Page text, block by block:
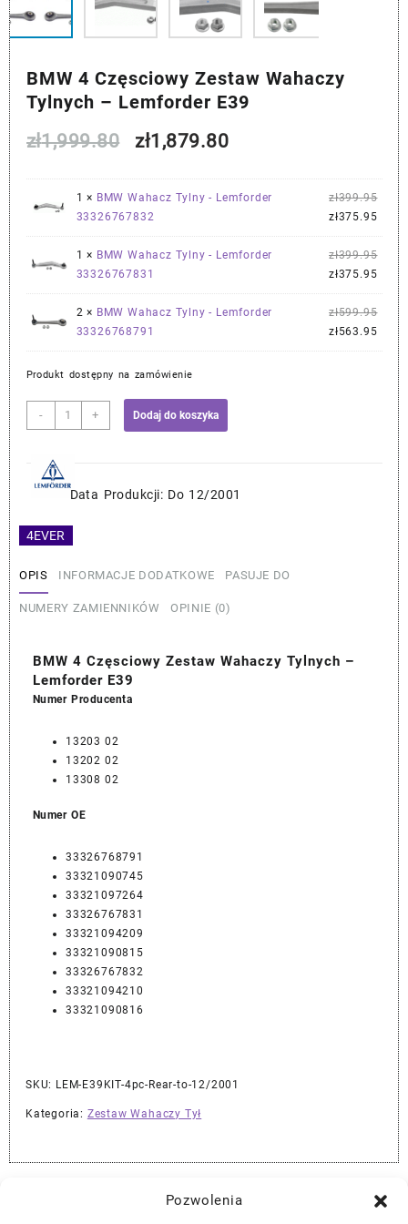
Pozwolenia
4EVER
BMW 4 Częsciowy Zestaw Wahaczy
Tylnych – Lemforder E39
zł1,999.80
Pierwotna
cena
wynosiła:
zł1,999.80.
zł1,879.80Aktualna
cena
zł1,879.80.
1 × BMW Wahacz Tylny - Lemforder
33326767832
zł399.95
cena
zł375.95
cena
1 × BMW Wahacz Tylny - Lemforder
33326767831
zł399.95
cena
zł375.95
cena
2 × BMW Wahacz Tylny - Lemforder
33326768791
zł599.95
cena
zł563.95
cena
Produkt dostępny na zamówienie
-
ilość
BMW
Częsciowy
Zestaw
Tylnych
–
E39
+ Dodaj do koszyka
Data Produkcji: Do 12/2001
OPIS INFORMACJE DODATKOWE PASUJE DO
NUMERY ZAMIENNIKÓW OPINIE (0)
BMW 4 Częsciowy Zestaw Wahaczy Tylnych –
Lemforder E39
Numer Producenta
13203 02
13202 02
13308 02
Numer OE
33326768791
33321090745
33321097264
33326767831
33321094209
33321090815
33326767832
33321094210
33321090816
SKU: LEM-E39KIT-4pc-Rear-to-12/2001
Kategoria: Zestaw Wahaczy Tył
Najlepszej Jakości Części Samochodowe z Gwarancją Dożywotnią!*